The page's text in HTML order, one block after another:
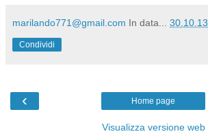
marilando771@gmail.com In data... 30.10.13
Condividi
‹ Home page
Visualizza versione web